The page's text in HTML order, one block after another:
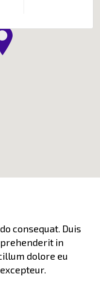
consequat. Duis
in
dolore eu